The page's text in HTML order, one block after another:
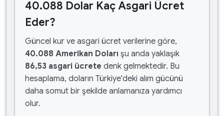
40.088 Dolar Kaç Asgari Ücret
Eder?
Güncel kur ve asgari ücret verilerine göre,
40.088 Amerikan Doları şu anda yaklaşık
86,53 asgari ücrete denk gelmektedir. Bu
hesaplama, doların Türkiye'deki alım gücünü
daha somut bir şekilde anlamanıza yardımcı
olur.